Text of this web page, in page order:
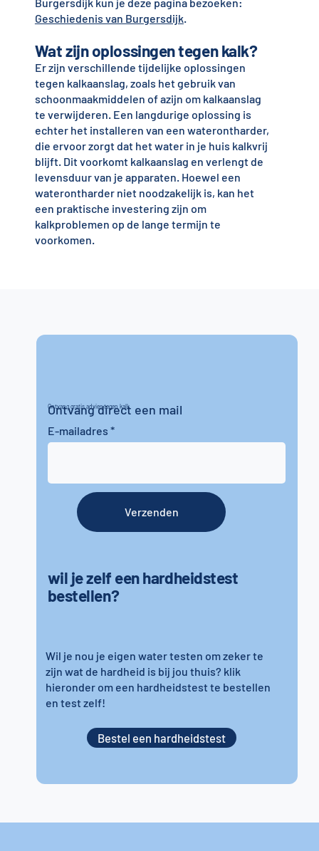
Geschiedenis van Burgersdijk.
Wat zijn oplossingen tegen kalk?
Er zijn verschillende tijdelijke oplossingen
tegen kalkaanslag, zoals het gebruik van
schoonmaakmiddelen of azijn om kalkaanslag
te verwijderen. Een langdurige oplossing is
echter het installeren van een waterontharder,
die ervoor zorgt dat het water in je huis kalkvrij
blijft. Dit voorkomt kalkaanslag en verlengt de
levensduur van je apparaten. Hoewel een
waterontharder niet noodzakelijk is, kan het
een praktische investering zijn om
kalkproblemen op de lange termijn te
voorkomen.
Ontvang gratis advies tegen kalk
Ontvang direct een mail
wil je zelf een hardheidstest
bestellen?
E-mailadres
Wil je nou je eigen water testen om zeker te
zijn wat de hardheid is bij jou thuis? klik
hieronder om een hardheidstest te bestellen
en test zelf!
Verzenden
Bestel een hardheidstest